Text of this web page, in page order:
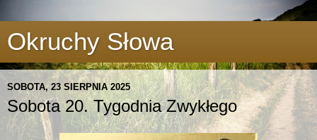
Okruchy Słowa
SOBOTA, 23 SIERPNIA 2025
Sobota 20. Tygodnia Zwykłego